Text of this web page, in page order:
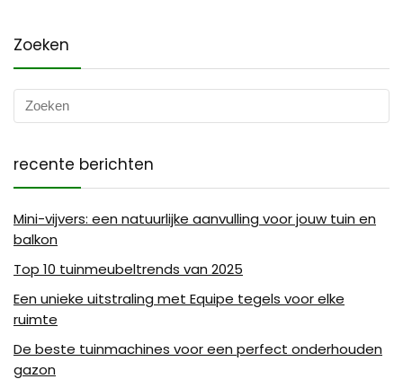
Zoeken
recente berichten
Mini-vijvers: een natuurlijke aanvulling voor jouw tuin en
balkon
Top 10 tuinmeubeltrends van 2025
Een unieke uitstraling met Equipe tegels voor elke
ruimte
De beste tuinmachines voor een perfect onderhouden
gazon